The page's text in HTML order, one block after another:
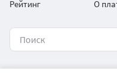
Рейтинг
О